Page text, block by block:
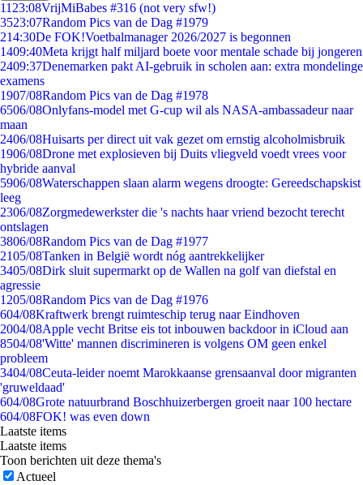
11 23:08VrijMiBabes #316 (not very sfw!)
3523:07Random Pics van de Dag #1979
214:30De FOK!Voetbalmanager 2026/2027 is begonnen
1409:40Meta krijgt half miljard boete voor mentale schade bij jongeren
2409:37Denemarken pakt AI-gebruik in scholen aan: extra mondelinge
examens
1907/08Random Pics van de Dag #1978
6506/08Onlyfans-model met G-cup wil als NASA-ambassadeur naar
maan
2406/08Huisarts per direct uit vak gezet om ernstig alcoholmisbruik
1906/08Drone met explosieven bij Duits vliegveld voedt vrees voor
hybride aanval
5906/08Waterschappen slaan alarm wegens droogte: Gereedschapskist
leeg
2306/08Zorgmedewerkster die 's nachts haar vriend bezocht terecht
ontslagen
3806/08Random Pics van de Dag #1977
2105/08Tanken in België wordt nóg aantrekkelijker
3405/08Dirk sluit supermarkt op de Wallen na golf van diefstal en
agressie
1205/08Random Pics van de Dag #1976
604/08Kraftwerk brengt ruimteschip terug naar Eindhoven
2004/08Apple vecht Britse eis tot inbouwen backdoor in iCloud aan
8504/08'Witte' mannen discrimineren is volgens OM geen enkel
probleem
3404/08Ceuta-leider noemt Marokkaanse grensaanval door migranten
'gruweldaad'
604/08Grote natuurbrand Boschhuizerbergen groeit naar 100 hectare
604/08FOK! was even down
Laatste items
Laatste items
Toon berichten uit deze thema's
Actueel